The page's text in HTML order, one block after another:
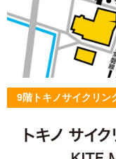
9階トキノサイクリン